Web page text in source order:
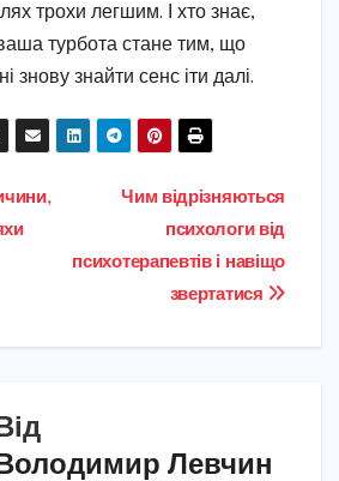
трохи легшим. І хто знає,
турбота стане тим, що
знову знайти сенс іти далі.
Чим відрізняються
психологи від
психотерапевтів і навіщо
звертатися
Левчин